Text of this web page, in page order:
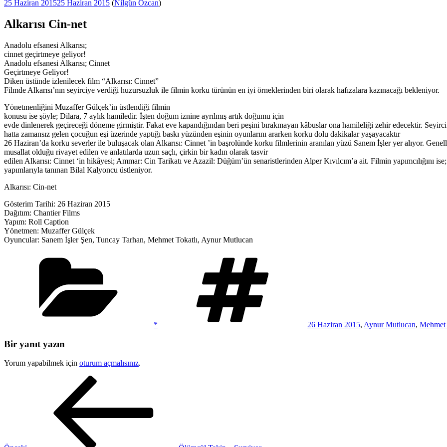
Yayım
25 Haziran 201525 Haziran 2015 (Nilgün Özcan)
Alkarısı Cin-net
Anadolu efsanesi Alkarısı;
cinnet geçirtmeye geliyor!
Anadolu efsanesi Alkarısı; Cinnet
Geçirtmeye Geliyor!
Diken üstünde izlenilecek film “Alkarısı: Cinnet”
Filmde Alkarısı’nın seyirciye verdiği huzursuzluk ile filmin korku türünün en iyi örneklerinden biri olarak hafızalara kazınacağı bekleniyor.
Yönetmenliğini Muzaffer Gülçek’in üstlendiği filmin
konusu ise şöyle; Dilara, 7 aylık hamiledir. İşten doğum iznine ayrılmış artık doğumu için
evde dinlenerek geçireceği döneme girmiştir. Fakat eve kapandığından beri peşini bırakmayan kâbuslar ona hamileliği zehir edecektir. Seyirci
hatta zamansız gelen çocuğun eşi üzerinde yaptığı baskı yüzünden eşinin oyunlarını ararken korku dolu dakikalar yaşayacaktır
26 Haziran’da korku severler ile buluşacak olan Alkarısı: Cinnet ’in başrolünde korku filmlerinin aranılan yüzü Sanem İşler yer alıyor.
musallat olduğu rivayet edilen ve anlatılarda uzun saçlı, çirkin bir kadın olarak tasvir
edilen Alkarısı: Cinnet ‘in hikâyesi; Ammar: Cin Tarikatı ve Azazil: Düğüm’ün senaristlerinden Alper Kıvılcım’a ait. Filmin yapımcılığını
yapımlarıyla tanınan Bilal Kalyoncu üstleniyor.
Alkarısı: Cin-net
Gösterim Tarihi: 26 Haziran 2015
Dağıtım: Chantier Films
Yapım: Roll Caption
Yönetmen: Muzaffer Gülçek
Oyuncular: Sanem İşler Şen, Tuncay Tarhan, Mehmet Tokatlı, Aynur Mutlucan
* 26 Haziran 2015, Aynur Mutlucan, Mehmet
Bir yanıt yazın
Yorum yapabilmek için oturum açmalısınız.